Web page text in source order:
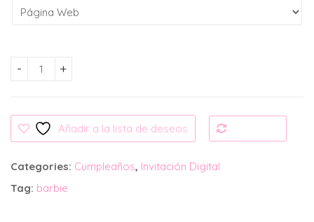
Invitación Digital: Barbie cantidad
Añadir a la lista de deseos
Categories: Cumpleaños, Invitación Digital
Tag: barbie